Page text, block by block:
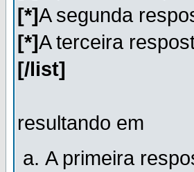
[*]A segunda
[*]A terceira
[/list]
resultando em
A primeira